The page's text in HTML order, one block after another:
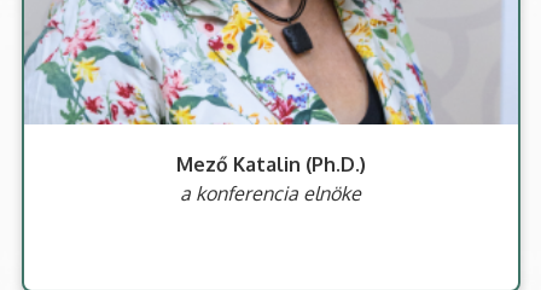
Mező Katalin (Ph.D.)
a konferencia elnöke